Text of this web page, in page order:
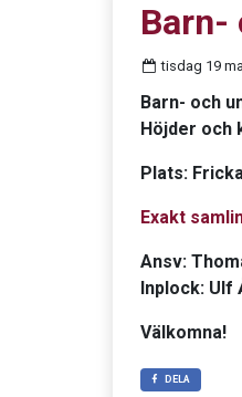
Barn-
tisdag 19
Barn- och
Höjder och
Plats:
Exakt
Ansv:
Inplock: Ulf
Välkomna!
DELA